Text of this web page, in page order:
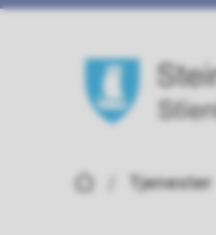
Du er her:Tjenester